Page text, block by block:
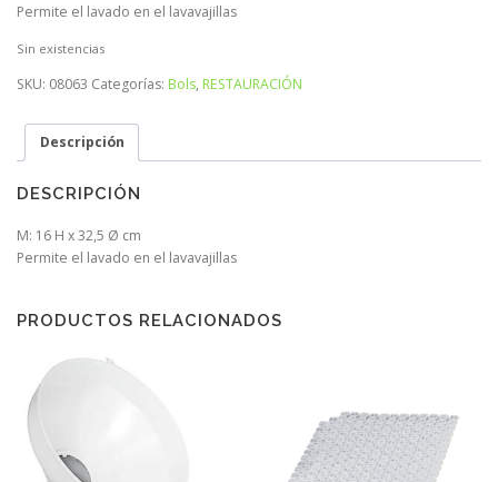
Permite el lavado en el lavavajillas
Sin existencias
SKU: 08063 Categorías: Bols, RESTAURACIÓN
Descripción
DESCRIPCIÓN
M: 16 H x 32,5 Ø cm
Permite el lavado en el lavavajillas
PRODUCTOS RELACIONADOS